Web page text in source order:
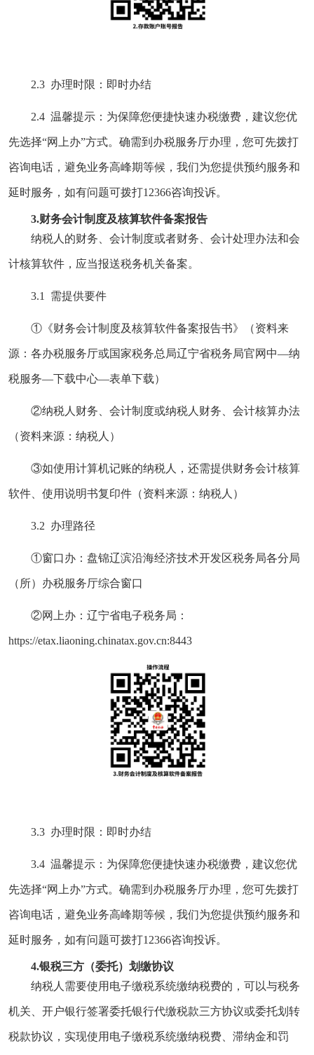
2.3 办理时限：即时办结
2.4 温馨提示： 为保障您便捷快速办税缴费，建议您优
先选择“网上办”方式。确需到办税服务厅办理，您可先拨打
咨询电话，避免业务高峰期等候，我们为您提供预约服务和
延时服务，如有问题可拨打12366咨询投诉。
3.财务会计制度及核算软件备案报告
纳税人的财务、会计制度或者财务、会计处理办法和会
计核算软件，应当报送税务机关备案。
3.1 需提供要件
①《财务会计制度及核算软件备案报告书》（资料来
源：各办税服务厅或国家税务总局辽宁省税务局官网 中—纳
税服务—下载中心—表单下载）
②纳税人财务、会计制度或纳税人财务、会计核算办法
（资料来源：纳税人）
③如使用计算机记账的纳税人，还需提供财务会计核算
软件、使用说明书复印件（资料来源：纳税人）
3.2 办理路径
①窗口办：盘锦辽滨沿海经济技术开发区税务局各分局
（所）办税服务厅综合窗口
②网上办：辽宁省电子税务局：
https://etax.liaoning.chinatax.gov.cn:8443
3.3 办理时限：即时办结
3.4 温馨提示：为保障您便捷快速办税缴费，建议您优
先选择“网上办”方式。确需到办税服务厅办理，您可先拨打
咨询电话，避免业务高峰期等候，我们为您提供预约服务和
延时服务，如有问题可拨打12366咨询投诉。
4.银税三方（委托）划缴协议
纳税人需要使用电子缴税系统缴纳税费的，可以与税务
机关、开户银行签署委托银行代缴税款三方协议或委托划转
税款协议，实现使用电子缴税系统缴纳税费、滞纳金和罚